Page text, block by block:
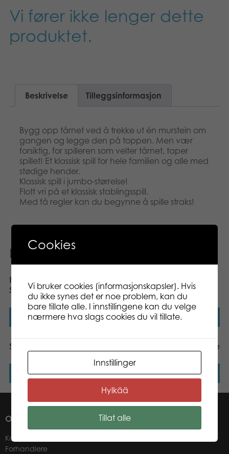
Français
Polski
Vi fører ikke lenger dette
produktet.
Beskrivelse Tilleggsinformasjon
Bygg opp tårnet ved å trekke ut én murstein om
gangen og legge den på toppen. Men vær
forsiktig, for spilleren som velter tårnet, taper
spillet! Et klassisk spill for hele familien og alle med
stødige hender.
Klassisk spill i jumbo-størrelse!
Flott vri på et klassisk stablingsspill.
Med få regler kan du begynne å spille straks!
Relaterte produkter
Easy Peasy Lemon
Squeaky
Les mer
Dinosaur Kimble
Les mer
Stigespill reisespill
Les mer
Junior Bingo board game
Les mer
OM OSS
Kontakter
Forhandlere
Cookies
Vi bruker cookies (informasjonskapsler). Hvis
du ikke synes det er noe problem, kan du
bare tillate alle. I innstillingene kan du velge
nærmere hva slags cookies du vil tillate.
Innstillinger
Hylkää
Tillat alle